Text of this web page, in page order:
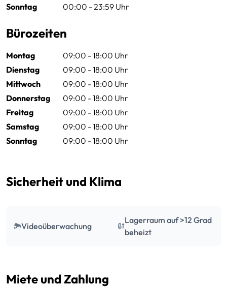
Sonntag
00:00 - 23:59 Uhr
Bürozeiten
Montag
09:00 - 18:00 Uhr
Dienstag
09:00 - 18:00 Uhr
Mittwoch
09:00 - 18:00 Uhr
Donnerstag
09:00 - 18:00 Uhr
Freitag
09:00 - 18:00 Uhr
Samstag
09:00 - 18:00 Uhr
Sonntag
09:00 - 18:00 Uhr
Sicherheit und Klima
Videoüberwachung
Lagerraum auf >12 Grad
beheizt
Miete und Zahlung